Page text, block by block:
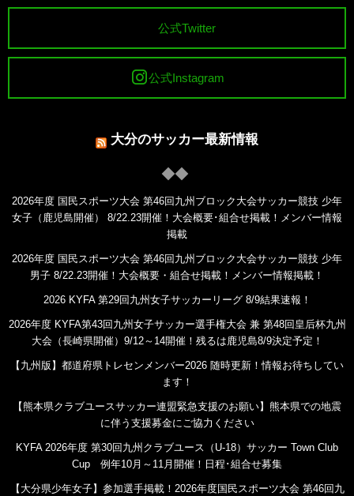
公式Twitter
公式Instagram
大分のサッカー最新情報
2026年度 国民スポーツ大会 第46回九州ブロック大会サッカー競技 少年
女子（鹿児島開催） 8/22.23開催！大会概要･組合せ掲載！メンバー情報
掲載
2026年度 国民スポーツ大会 第46回九州ブロック大会サッカー競技 少年
男子 8/22.23開催！大会概要・組合せ掲載！メンバー情報掲載！
2026 KYFA 第29回九州女子サッカーリーグ 8/9結果速報！
2026年度 KYFA第43回九州女子サッカー選手権大会 兼 第48回皇后杯九州
大会（長崎県開催）9/12～14開催！残るは鹿児島8/9決定予定！
【九州版】都道府県トレセンメンバー2026 随時更新！情報お待ちしてい
ます！
【熊本県クラブユースサッカー連盟緊急支援のお願い】熊本県での地震
に伴う支援募金にご協力ください
KYFA 2026年度 第30回九州クラブユース（U-18）サッカー Town Club
Cup 例年10月～11月開催！日程･組合せ募集
【大分県少年女子】参加選手掲載！2026年度国民スポーツ大会 第46回九